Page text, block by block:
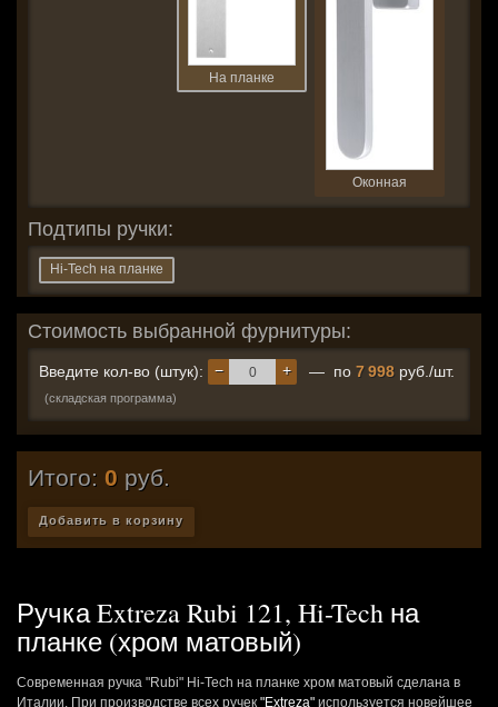
На планке
Оконная
Подтипы ручки:
Hi-Tech на планке
Стоимость выбранной фурнитуры:
Введите кол-во (штук): +
− — по 7 998 руб./шт.
(складская программа)
Итого: 0 руб.
Добавить в корзину
Ручка Extreza Rubi 121, Hi-Tech на
планке (хром матовый)
Современная ручка "Rubi" Hi-Tech на планке хром матовый сделана в
Италии. При производстве всех ручек "Extreza" используется новейшее